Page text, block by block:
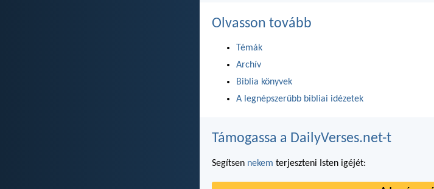
Olvasson tovább
Témák
Archív
Biblia könyvek
A legnépszerűbb bibliai idézetek
Támogassa a DailyVerses.net-t
Segítsen nekem terjeszteni Isten igéjét: